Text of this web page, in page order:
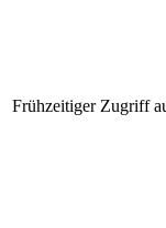
Frühzeitiger Zugriff